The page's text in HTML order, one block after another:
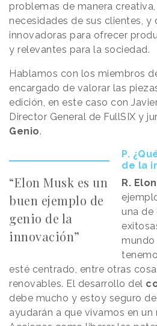
problemas de manera
necesidades de sus clientes, y
innovadoras para ofrecer
y relevantes para la sociedad.
Hablamos con los miembros
encargado de valorar las
edición, en este caso con
Director General de FullSIX y
Genio.
“Elon Musk es un
buen ejemplo de
genio de la
innovación”
P.
de la
R.
una de
mundo
esté centrado, entre otras
renovables. El desarrollo del
debe mucho y estoy seguro
ayudarán a que vivamos en un